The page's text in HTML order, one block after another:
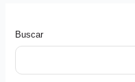
Buscar